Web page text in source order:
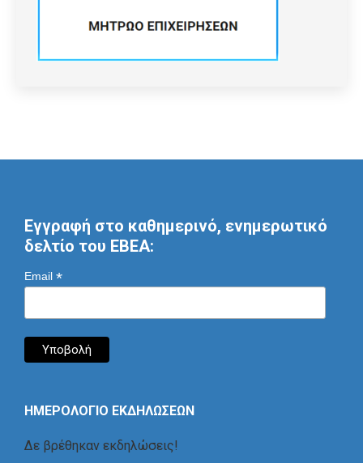
Εγγραφή στο καθημερινό, ενημερωτικό
δελτίο του ΕΒΕΑ:
Email *
ΗΜΕΡΟΛΟΓΙΟ ΕΚΔΗΛΩΣΕΩΝ
Δε βρέθηκαν εκδηλώσεις!